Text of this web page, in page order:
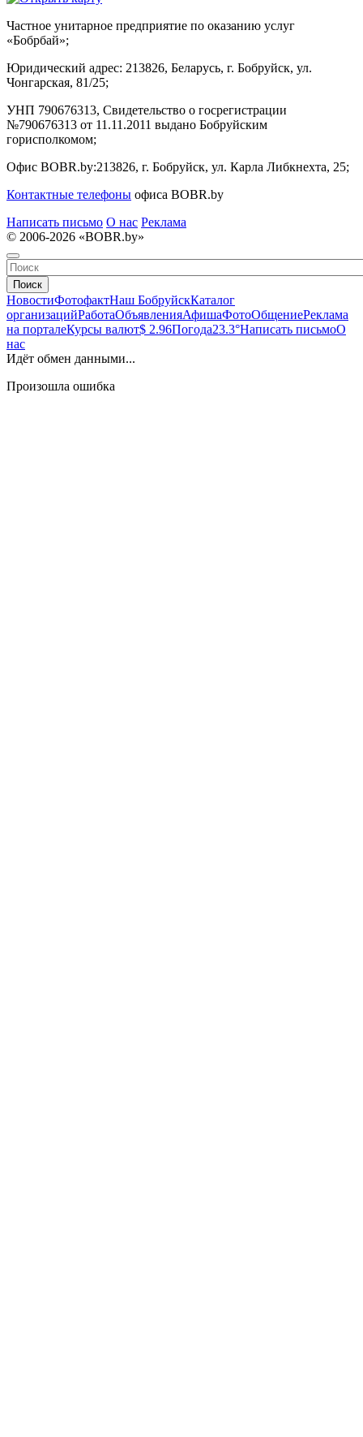
Частное унитарное предприятие по оказанию услуг
«Бобрбай»;
Юридический адрес: 213826, Беларусь, г. Бобруйск, ул.
Чонгарская, 81/25;
УНП 790676313, Свидетельство о госрегистрации
№790676313 от 11.11.2011 выдано Бобруйским
горисполкомом;
Офис BOBR.by:213826, г. Бобруйск, ул. Карла Либкнехта, 25;
Контактные телефоны офиса BOBR.by
Написать письмо О нас Реклама
© 2006-2026 «BOBR.by»
Поиск
НовостиФотофактНаш БобруйскКаталог
организацийРаботаОбъявленияАфишаФотоОбщениеРеклама
на порталеКурсы валют$ 2.96Погода23.3°Написать письмоО
нас
Идёт обмен данными...
Произошла ошибка